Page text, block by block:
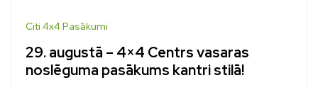
Citi 4x4 Pasākumi
29. augustā – 4×4 Centrs vasaras
noslēguma pasākums kantri stilā!